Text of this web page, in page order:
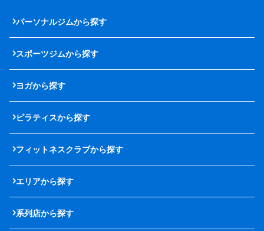
パーソナルジムから探す
スポーツジムから探す
ヨガから探す
ピラティスから探す
フィットネスクラブから探す
エリアから探す
系列店から探す